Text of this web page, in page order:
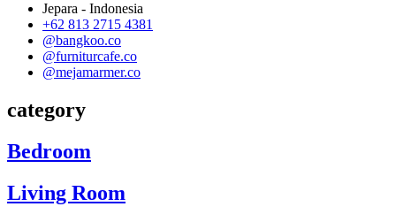
Jepara - Indonesia
+62 813 2715 4381
@bangkoo.co
@furniturcafe.co
@mejamarmer.co
category
Bedroom
Living Room